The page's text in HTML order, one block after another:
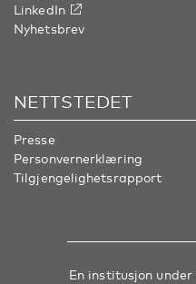
LinkedIn
Nyhetsbrev
NETTSTEDET
Presse
Personvernerklæring
Tilgjengelighetsrapport
En institusjon under